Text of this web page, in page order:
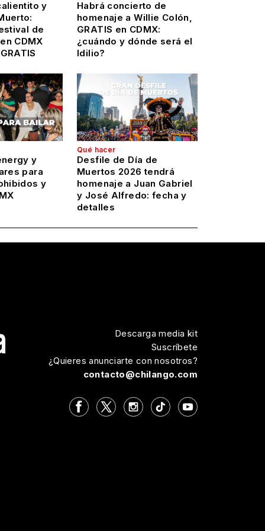
y
de
CDMX
Habrá concierto de
homenaje a Willie Colón,
GRATIS en CDMX:
¿cuándo y dónde será el
Idilio?
y
para
y
Qué hacer
Desfile de Día de
Muertos 2026 tendrá
homenaje a Juan Gabriel
y José Alfredo: fecha y
detalles
Descarga media kit
Suscríbete
¿Quieres anunciarte con nosotros?
contacto@chilango.com